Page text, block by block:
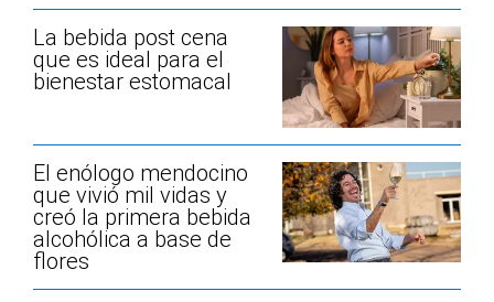
La bebida post cena
que es ideal para el
bienestar estomacal
El enólogo mendocino
que vivió mil vidas y
creó la primera bebida
alcohólica a base de
flores